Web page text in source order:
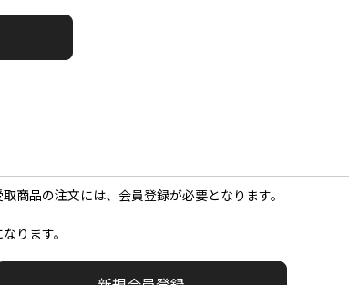
商品の注文には、会員登録が必要となります。
ります。